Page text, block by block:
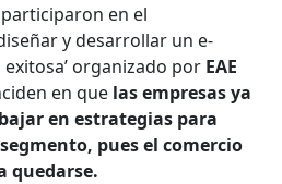
en el
y desarrollar un e-
organizado por EAE
en que las empresas ya
en estrategias para
pues el comercio
quedarse.